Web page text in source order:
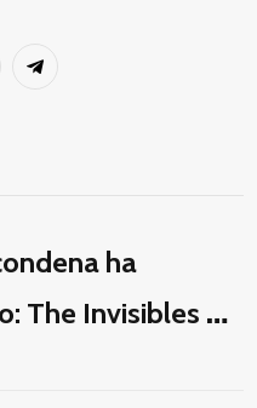
Telegram
ha
The Invisibles y
la imaginación